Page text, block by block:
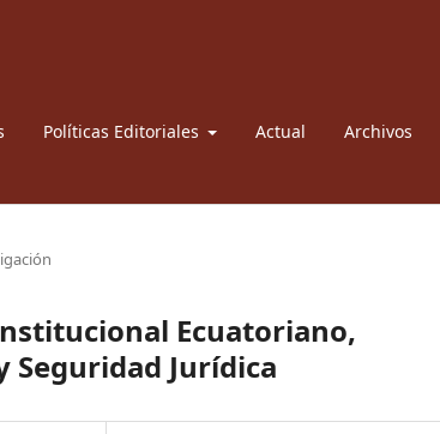
Políticas Editoriales Actual Archivos
Ecuatoriano,
Seguridad Jurídica